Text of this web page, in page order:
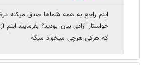
اینم راجع به همه شماها صدق میکنه
خواستار آزادی بیان بودید؟ بفرمایید
که هرکی هرچی میخواد میگه